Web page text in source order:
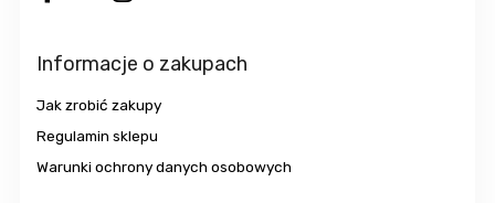
Informacje o zakupach
Jak zrobić zakupy
Regulamin sklepu
Warunki ochrony danych osobowych